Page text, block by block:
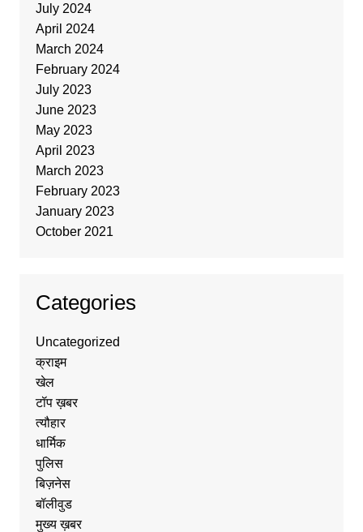
July 2024
April 2024
March 2024
February 2024
July 2023
June 2023
May 2023
April 2023
March 2023
February 2023
January 2023
October 2021
Categories
Uncategorized
क्राइम
खेल
टॉप ख़बर
त्यौहार
धार्मिक
पुलिस
बिज़नेस
बॉलीवुड
मुख्य ख़बर